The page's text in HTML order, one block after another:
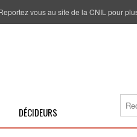
DÉCIDEURS
vous au site de la CNIL pour